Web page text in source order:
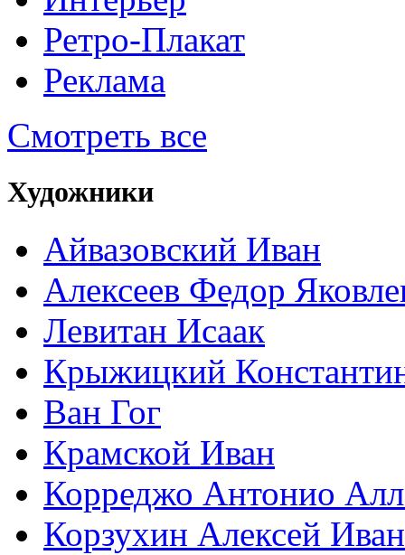
Ретро-Плакат
Реклама
Смотреть все
Художники
Айвазовский Иван
Алексеев Федор
Левитан Исаак
Крыжицкий
Ван Гог
Крамской Иван
Корреджо Антонио
Корзухин Алексей